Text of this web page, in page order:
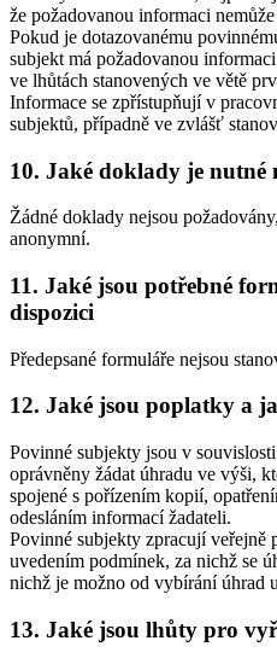
že požadovanou informaci
Pokud je dotazovanému
subjekt má požadovanou
ve lhůtách stanovených ve větě
Informace se zpřístupňují v
subjektů, případně ve zvlášť
10. Jaké doklady je nutné
Žádné doklady nejsou
anonymní.
11. Jaké jsou potřebné
dispozici
Předepsané formuláře nejsou
12. Jaké jsou poplatky a
Povinné subjekty jsou v
oprávněny žádat úhradu ve výši,
spojené s pořízením kopií,
odesláním informací žadateli.
Povinné subjekty zpracují veřejně
uvedením podmínek, za nichž se
nichž je možno od vybírání úhrad
13. Jaké jsou lhůty pro